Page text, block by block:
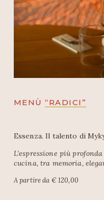
MENÙ “RADICI”
Essenza. Il talento di
L’espressione più
cucina, tra memoria,
A partire da € 120,00